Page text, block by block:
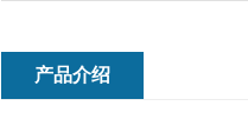
产品介绍